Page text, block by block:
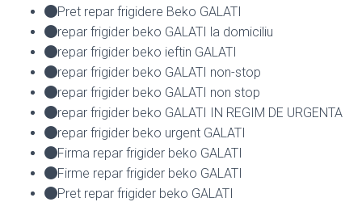
Pret repar frigidere Beko GALATI
repar frigider beko GALATI la domiciliu
repar frigider beko ieftin GALATI
repar frigider beko GALATI non-stop
repar frigider beko GALATI non stop
repar frigider beko GALATI IN REGIM DE URGENTA
repar frigider beko urgent GALATI
Firma repar frigider beko GALATI
Firme repar frigider beko GALATI
Pret repar frigider beko GALATI